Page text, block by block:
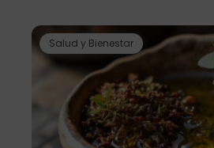
Salud y Bienestar